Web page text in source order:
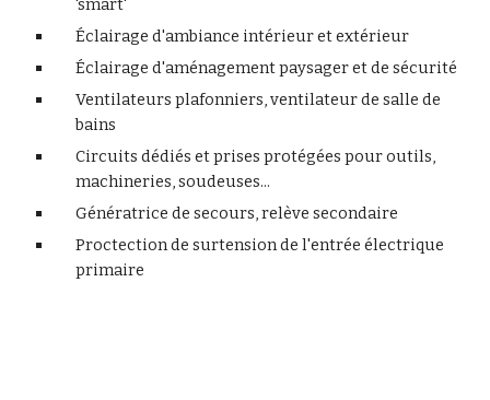
Éclairage d'ambiance intérieur et extérieur
Éclairage d'aménagement paysager et de sécurité
Ventilateurs plafonniers, ventilateur de salle de
bains
Circuits dédiés et prises protégées pour outils,
machineries, soudeuses...
Génératrice de secours, relève secondaire
Proctection de surtension de l'entrée électrique
primaire